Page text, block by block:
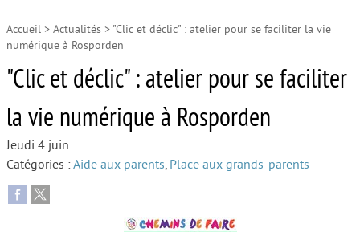
Accueil
Autour de la petite enfance
Autour de l’enfance
Autour de la jeunesse
Protéger les enfants
Accueil > Actualités > "Clic et déclic" : atelier pour se faciliter la vie
numérique à Rosporden
"Clic et déclic" : atelier pour se faciliter
la vie numérique à Rosporden
Jeudi 4 juin
Catégories :Aide aux parents, Place aux grands-parents